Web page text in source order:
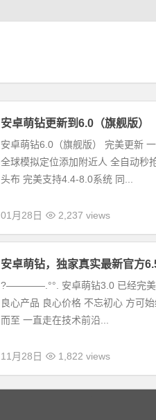
安卓萌钻更新到6.0（旗舰版）
安卓萌钻6.0（旗舰版） 完美更新
全球模拟定位添加附近人 全自动秒
头布 完美支持4.4-8.0系统 同...
01月28日 2,237 views
安卓萌钻，独家真实最新官方
?————.°°. 安卓萌钻3.0 已经完美
良心产品 良心价格 不忘初心 方可
而至 一直走在技术前沿...
11月28日 1,822 views